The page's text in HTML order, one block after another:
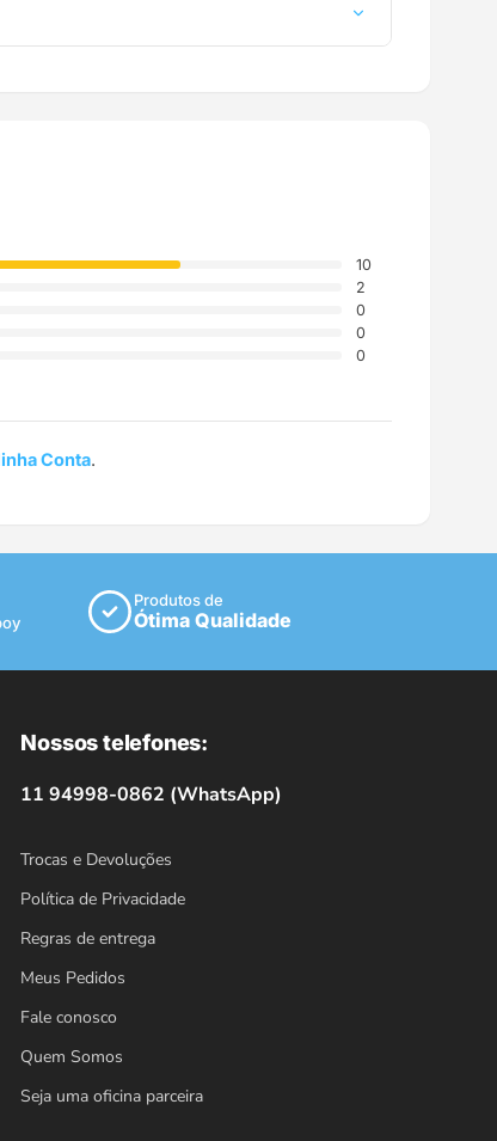
10
2
0
0
0
Conta.
Produtos de
Ótima Qualidade
Nossos telefones:
11 94998-0862 (WhatsApp)
Trocas e Devoluções
Política de Privacidade
Regras de entrega
Meus Pedidos
Fale conosco
Quem Somos
Seja uma oficina parceira